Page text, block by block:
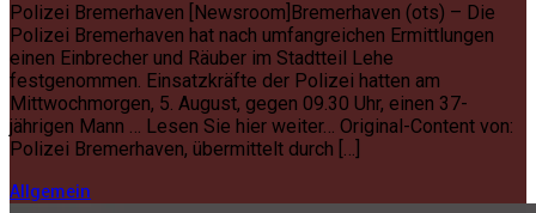
Polizei Bremerhaven [Newsroom]Bremerhaven (ots) – Die
Polizei Bremerhaven hat nach umfangreichen Ermittlungen
einen Einbrecher und Räuber im Stadtteil Lehe
festgenommen. Einsatzkräfte der Polizei hatten am
Mittwochmorgen, 5. August, gegen 09.30 Uhr, einen 37-
jährigen Mann … Lesen Sie hier weiter… Original-Content von:
Polizei Bremerhaven, übermittelt durch […]
Allgemein